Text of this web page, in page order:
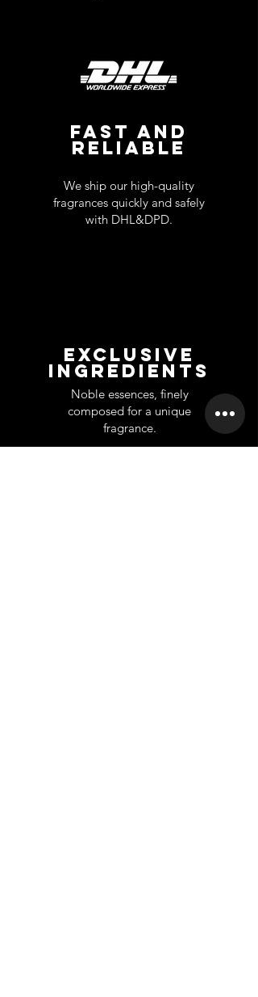
FAST AND
RELIABLE
We ship our high-quality
fragrances quickly and safely
with DHL&DPD.
EXCLUSIVE
INGREDIENTS
Noble essences, finely
composed for a unique
fragrance.